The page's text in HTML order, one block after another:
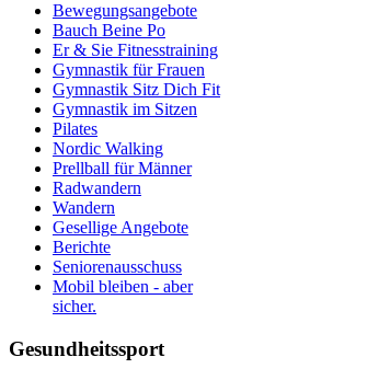
Bewegungsangebote
Bauch Beine Po
Er & Sie Fitnesstraining
Gymnastik für Frauen
Gymnastik Sitz Dich Fit
Gymnastik im Sitzen
Pilates
Nordic Walking
Prellball für Männer
Radwandern
Wandern
Gesellige Angebote
Berichte
Seniorenausschuss
Mobil bleiben - aber
sicher.
Gesundheitssport